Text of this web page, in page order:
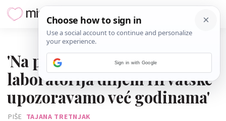
'Na problem zatvaranja
laboratorija diljem Hrvatske
upozoravamo već godinama'
PIŠE TAJANA TRETNJAK
Sign in with Google